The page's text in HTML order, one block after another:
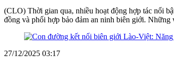
(CLO) Thời gian qua, nhiều hoạt động hợp tác nổi
đồng và phối hợp bảo đảm an ninh biên giới.
27/12/2025 03:17